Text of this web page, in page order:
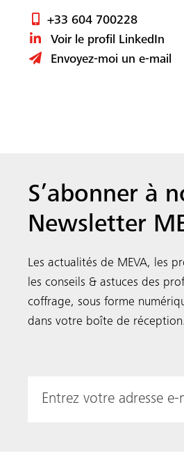
+33 604 700228
Voir le profil LinkedIn
Envoyez-moi un e-mail
S’abonner à
Newsletter
Les actualités de MEVA, les
les conseils & astuces des
coffrage, sous forme
dans votre boîte de réception.